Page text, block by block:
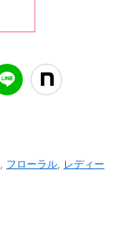
フローラル
レディー